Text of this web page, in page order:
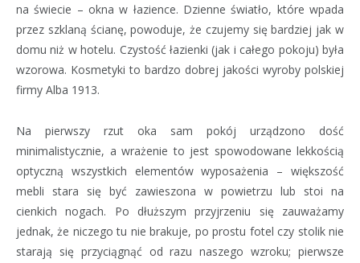
na świecie – okna w łazience. Dzienne światło, które wpada
przez szklaną ścianę, powoduje, że czujemy się bardziej jak w
domu niż w hotelu. Czystość łazienki (jak i całego pokoju) była
wzorowa. Kosmetyki to bardzo dobrej jakości wyroby polskiej
firmy Alba 1913.
Na pierwszy rzut oka sam pokój urządzono dość
minimalistycznie, a wrażenie to jest spowodowane lekkością
optyczną wszystkich elementów wyposażenia – większość
mebli stara się być zawieszona w powietrzu lub stoi na
cienkich nogach. Po dłuższym przyjrzeniu się zauważamy
jednak, że niczego tu nie brakuje, po prostu fotel czy stolik nie
starają się przyciągnąć od razu naszego wzroku; pierwsze